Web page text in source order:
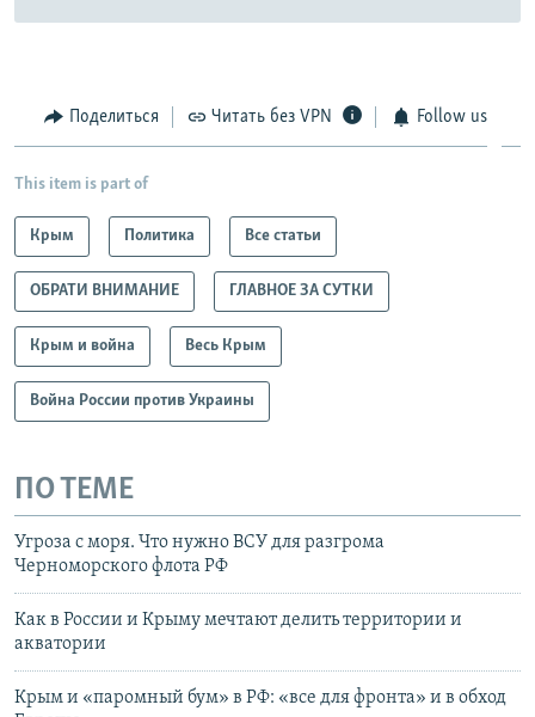
Поделиться Читать без VPN Follow us
This item is part of
Крым Политика Все статьи
ОБРАТИ ВНИМАНИЕ ГЛАВНОЕ ЗА СУТКИ
Крым и война Весь Крым
Война России против Украины
ПО ТЕМЕ
Угроза с моря. Что нужно ВСУ для разгрома
Черноморского флота РФ
Как в России и Крыму мечтают делить территории и
акватории
Крым и «паромный бум» в РФ: «все для фронта» и в обход